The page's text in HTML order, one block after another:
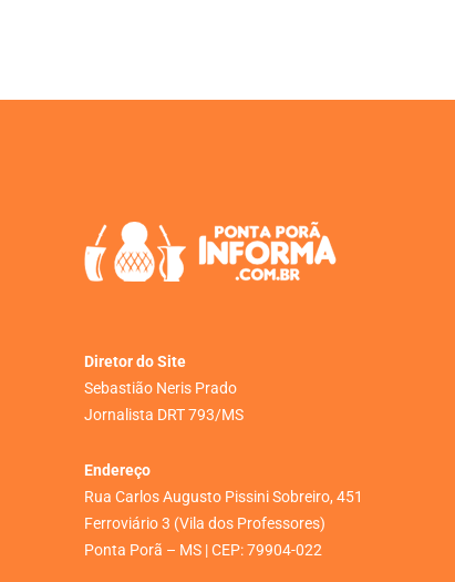
Diretor do Site
Sebastião Neris Prado
Jornalista DRT 793/MS
Endereço
Rua Carlos Augusto Pissini Sobreiro, 451
Ferroviário 3 (Vila dos Professores)
Ponta Porã – MS | CEP: 79904-022